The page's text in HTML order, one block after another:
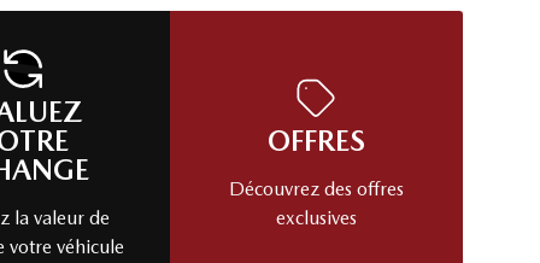
la valeur de
votre véhicule
OFFRES
Découvrez des offres
exclusives